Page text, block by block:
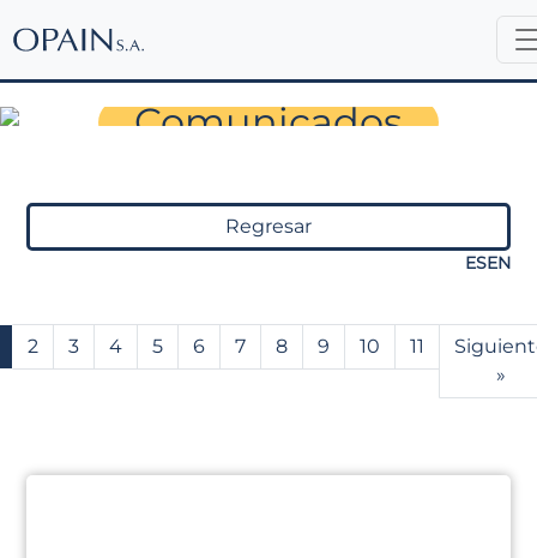
Sala de Prensa
Comunicados
Regresar
ESEN
2 3 4 5 6 7 8 9 10 11
»